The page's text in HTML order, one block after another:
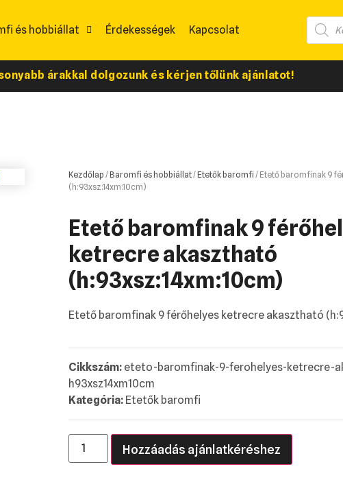
és hobbiállat Érdekességek Kapcsolat
árakkal dolgozunk és kérjen tőlünk ajánlatot!
Kezdőlap /Baromfi és hobbiállat/Etetők baromfi / Etető baromfinak 9
(h:93xsz:14xm:10cm)
Etető baromfinak 9
ketrecre akasztható
(h:93xsz:14xm:10cm)
Etető baromfinak 9 férőhelyes ketrecre akasztható
Cikkszám: eteto-baromfinak-9-ferohelyes-ketrecre-
h93xsz14xm10cm
Kategória: Etetők baromfi
Hozzáadás ajánlatkéréshez